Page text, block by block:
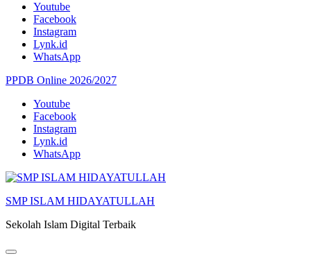
Youtube
Facebook
Instagram
Lynk.id
WhatsApp
PPDB Online 2026/2027
Lompat
konten
(Tekan
Enter)
Youtube
Facebook
Instagram
Lynk.id
WhatsApp
SMP ISLAM HIDAYATULLAH
Sekolah Islam Digital Terbaik